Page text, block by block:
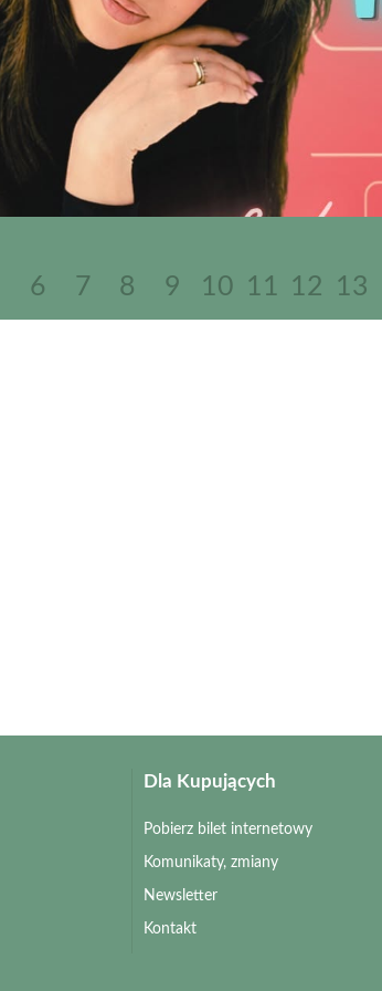
6 7 8 9 10 11 12 13
Dla Kupujących
Pobierz bilet internetowy
Komunikaty, zmiany
Newsletter
Kontakt